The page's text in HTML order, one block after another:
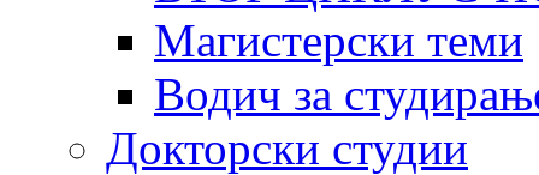
Магистерски теми
Водич за
Докторски студии